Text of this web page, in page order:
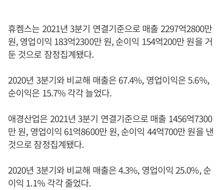
휴켐스는 2021년 3분기 연결기준으로 매출 2297억2800만
원, 영업이익 183억2300만 원, 순이익 154억200만 원을 거
둔 것으로 잠정집계됐다.
2020년 3분기와 비교해 매출은 67.4%, 영업이익은 5.6%,
순이익은 15.7% 각각 늘었다.
애경산업은 2021년 3분기 연결기준으로 매출 1456억7300
만 원, 영업이익 61억8600만 원, 순이익 44억700만 원을 낸
것으로 잠정집계됐다.
2020년 3분기와 비교해 매출은 4.3%, 영업이익 25.0%, 순
이익 1.1% 각각 줄었다.